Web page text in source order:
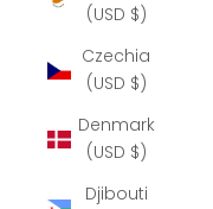
(USD $)
Czechia
(USD $)
Denmark
(USD $)
Djibouti